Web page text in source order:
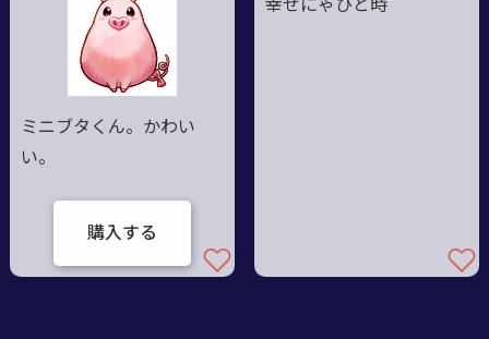
ミニブタくん。かわい
い。
購入する
幸せにゃひと時